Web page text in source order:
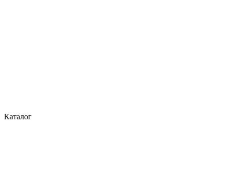
Каталог